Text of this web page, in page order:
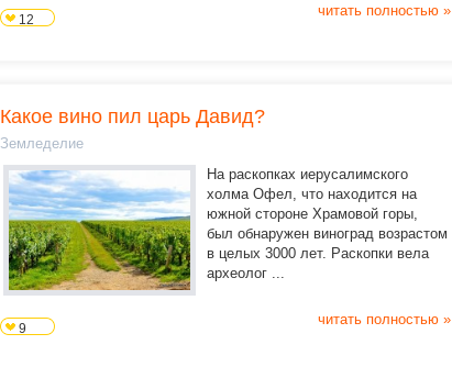
12
читать полностью »
Какое вино пил царь Давид?
Земледелие
На раскопках иерусалимского
холма Офел, что находится на
южной стороне Храмовой горы,
был обнаружен виноград возрастом
в целых 3000 лет. Раскопки вела
археолог ...
9
читать полностью »